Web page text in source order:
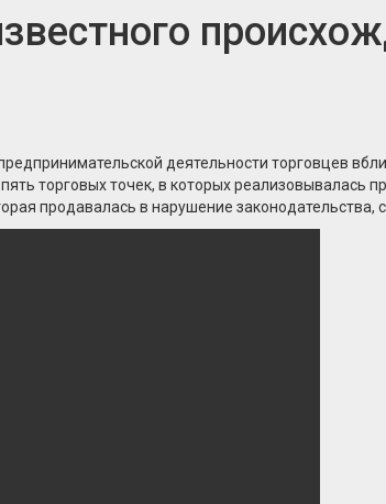
деятельности торговцев
торговых точек, в которых реализовывалась
продавалась в нарушение